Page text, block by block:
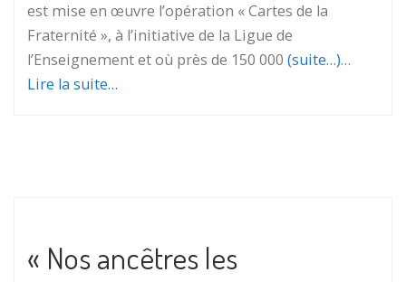
est mise en œuvre l’opération « Cartes de la
Fraternité », à l’initiative de la Ligue de
l’Enseignement et où près de 150 000 (suite…)…
Lire la suite…
« Nos ancêtres les